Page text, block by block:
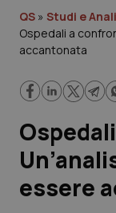
Governo e
Regioni e Asl
Lavoro e
Scienza e
Studi e Analisi
QS » Studi e
Ospedali a
accantonata
essere